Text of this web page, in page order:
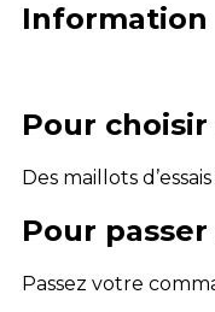
Information
Pour
Des maillots
Pour
Passez votre